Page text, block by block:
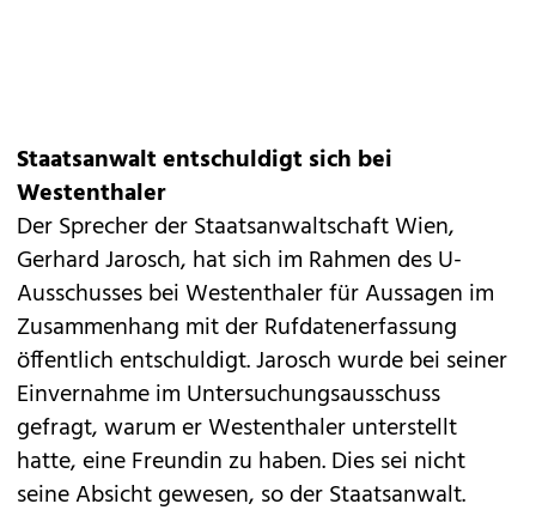
Staatsanwalt entschuldigt sich bei
Westenthaler
Der Sprecher der Staatsanwaltschaft Wien,
Gerhard Jarosch, hat sich im Rahmen des U-
Ausschusses bei Westenthaler für Aussagen im
Zusammenhang mit der Rufdatenerfassung
öffentlich entschuldigt. Jarosch wurde bei seiner
Einvernahme im Untersuchungsausschuss
gefragt, warum erWestenthaler unterstellt
hatte, eine Freundin zu haben. Dies sei nicht
seine Absicht gewesen, so der Staatsanwalt.